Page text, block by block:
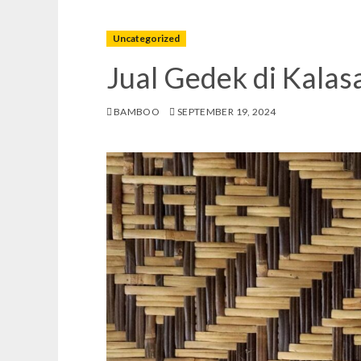
Uncategorized
Jual Gedek di
BAMBOO SEPTEMBER 19, 2024